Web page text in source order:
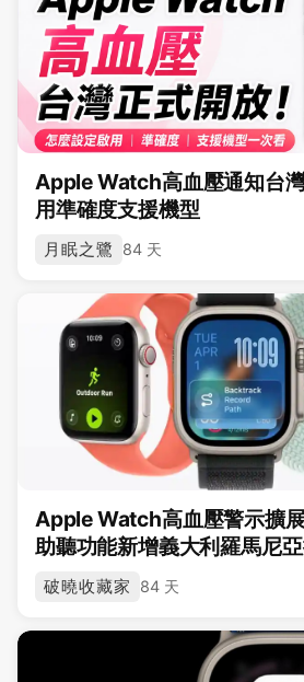
Apple Watch高血壓通知台
用準確度支援機型
月眠之鷺 84 天
Apple Watch高血壓警示擴
助聽功能新增義大利羅馬尼
破曉收藏家 84 天